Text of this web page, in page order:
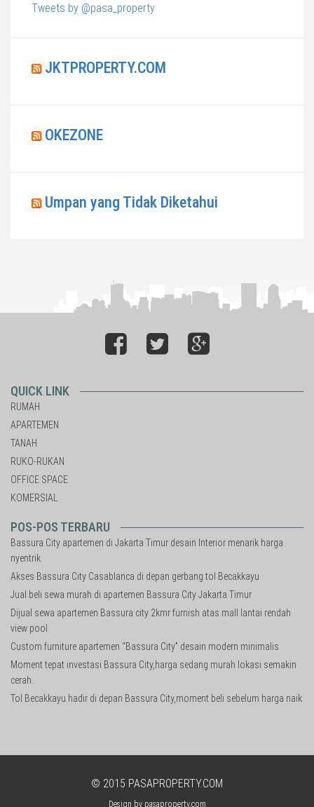
Tweets by @pasa_property
JKTPROPERTY.COM
OKEZONE
Umpan yang Tidak Diketahui
QUICK LINK
RUMAH
APARTEMEN
TANAH
RUKO-RUKAN
OFFICE SPACE
KOMERSIAL
POS-POS TERBARU
Bassura City apartemen di Jakarta Timur desain Interior menarik harga
nyentrik.
Akses Bassura City Casablanca di depan gerbang tol Becakkayu
Jual beli sewa murah di apartemen Bassura City Jakarta Timur
Dijual sewa apartemen Bassura city 2kmr furnish atas mall lantai rendah
view pool
Custom furniture apartemen “Bassura City” desain modern minimalis
Moment tepat investasi Bassura City,harga sedang murah lokasi semakin
cerah..
Tol Becakkayu hadir di depan Bassura City,moment beli sebelum harga naik
© 2015 PASAPROPERTY.COM
Design by pasaproperty.com